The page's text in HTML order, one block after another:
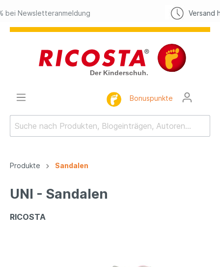
Versand heute, bei Bestellung
Bonuspunkte
Produkte Sandalen
UNI - Sandalen
RICOSTA